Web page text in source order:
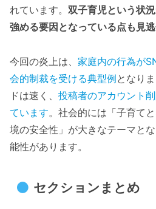
れています。 双子育児という状
強める要因となっている点も見逃
今回の炎上は、 家庭内の行為が
会的制裁を受ける典型例となり
ドは速く、 投稿者のアカウント
ています。社会的には「子育て
境の安全性」が大きなテーマと
能性があります。
セクションまとめ